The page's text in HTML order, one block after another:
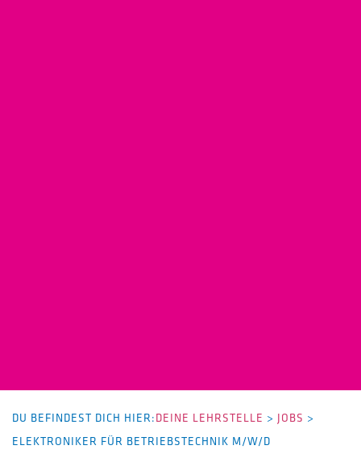
DU BEFINDEST DICH HIER:DEINE LEHRSTELLE > JOBS >
ELEKTRONIKER FÜR BETRIEBSTECHNIK M/W/D